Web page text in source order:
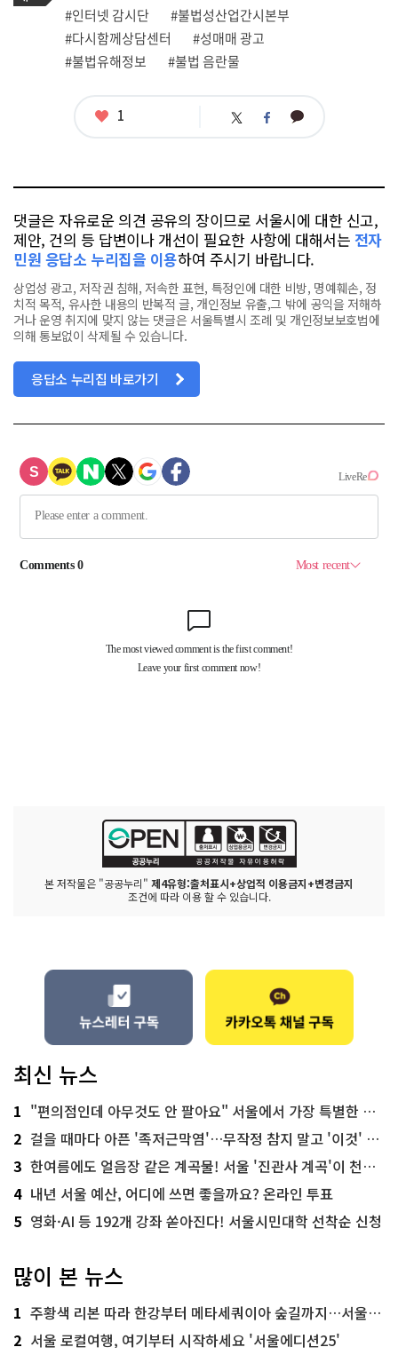
관
련
태
그
그
#인터넷 감시단
#불법성산업간시본부
#다시함께상담센터
#성매매 광고
#불법유해정보
#불법 음란물
좋1 트 페 카
댓글은 자유로운 의견 공유의 장이므로 서울시에 대한 신고,
제안, 건의 등 답변이나 개선이 필요한 사항에 대해서는 전자
민원 응답소 누리집을 이용하여 주시기 바랍니다.
상업성 광고, 저작권 침해, 저속한 표현, 특정인에 대한 비방, 명예훼손, 정
치적 목적, 유사한 내용의 반복적 글, 개인정보 유출,그 밖에 공익을 저해하
거나 운영 취지에 맞지 않는 댓글은 서울특별시 조례 및 개인정보보호법에
의해 통보없이 삭제될 수 있습니다.
응답소 누리집 바로가기
본 저작물은 "공공누리" 제4유형:출처표시+상업적 이용금지+변경금지
조건에 따라 이용 할 수 있습니다.
최신 뉴스
1 "편의점인데 아무것도 안 팔아요" 서울에서 가장 특별한 편의점의 정체
2 걸을 때마다 아픈 '족저근막염'…무작정 참지 말고 '이것' 해보세요!
3 한여름에도 얼음장 같은 계곡물! 서울 '진관사 계곡'이 천국이네~
4 내년 서울 예산, 어디에 쓰면 좋을까요? 온라인 투표
5 영화·AI 등 192개 강좌 쏟아진다! 서울시민대학 선착순 신청
많이 본 뉴스
1 주황색 리본 따라 한강부터 메타세쿼이아 숲길까지…서울둘레길 15코스
2 서울 로컬여행, 여기부터 시작하세요 '서울에디션25'